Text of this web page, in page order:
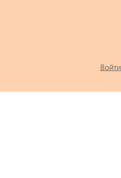
Войти